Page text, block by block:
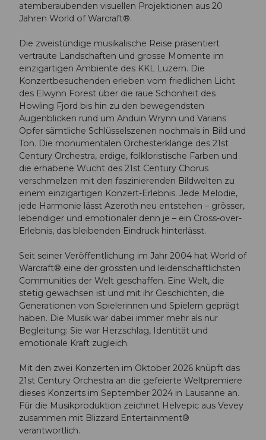
atemberaubenden visuellen Projektionen aus 20
Jahren World of Warcraft®.
Die zweistündige musikalische Reise präsentiert
vertraute Landschaften und grosse Momente im
einzigartigen Ambiente des KKL Luzern. Die
Konzertbesuchenden erleben vom friedlichen Licht
des Elwynn Forest über die raue Schönheit des
Howling Fjord bis hin zu den bewegendsten
Augenblicken rund um Anduin Wrynn und Varians
Opfer sämtliche Schlüsselszenen nochmals in Bild und
Ton. Die monumentalen Orchesterklänge des 21st
Century Orchestra, erdige, folkloristische Farben und
die erhabene Wucht des 21st Century Chorus
verschmelzen mit den faszinierenden Bildwelten zu
einem einzigartigen Konzert-Erlebnis. Jede Melodie,
jede Harmonie lässt Azeroth neu entstehen – grösser,
lebendiger und emotionaler denn je – ein Cross-over-
Erlebnis, das bleibenden Eindruck hinterlässt.
Seit seiner Veröffentlichung im Jahr 2004 hat World of
Warcraft® eine der grössten und leidenschaftlichsten
Communities der Welt geschaffen. Eine Welt, die
stetig gewachsen ist und mit ihr Geschichten, die
Generationen von Spielerinnen und Spielern geprägt
haben. Die Musik war dabei immer mehr als nur
Begleitung: Sie war Herzschlag, Identität und
emotionale Kraft zugleich.
Mit den zwei Konzerten im Oktober 2026 knüpft das
21st Century Orchestra an die gefeierte Weltpremiere
dieses Konzerts im September 2024 in Lausanne an.
Für die Musikproduktion zeichnet Helvepic aus Vevey
zusammen mit Blizzard Entertainment®
verantwortlich.